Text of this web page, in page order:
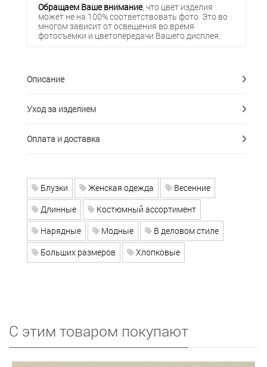
Обращаем Ваше внимание, что цвет изделия
может не на 100% соответствовать фото. Это во
многом зависит от освещения во время
фотосъемки и цветопередачи Вашего дисплея.
Описание
Уход за изделием
Оплата и доставка
Блузки Женская одежда
Весенние
Длинные
Костюмный ассортимент
Нарядные
Модные
В деловом стиле
Больших размеров
Хлопковые
С этим товаром покупают